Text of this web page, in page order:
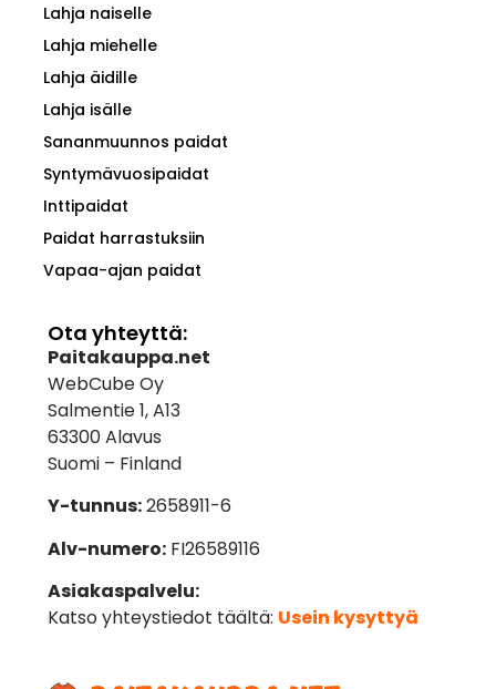
Lahja naiselle
Lahja miehelle
Lahja äidille
Lahja isälle
Sananmuunnos paidat
Syntymävuosipaidat
Inttipaidat
Paidat harrastuksiin
Vapaa-ajan paidat
Ota yhteyttä:
Paitakauppa.net
WebCube Oy
Salmentie 1, A13
63300 Alavus
Suomi – Finland
Y-tunnus:2658911-6
Alv-numero:FI26589116
Asiakaspalvelu:
Katso yhteystiedot täältä: Usein kysyttyä